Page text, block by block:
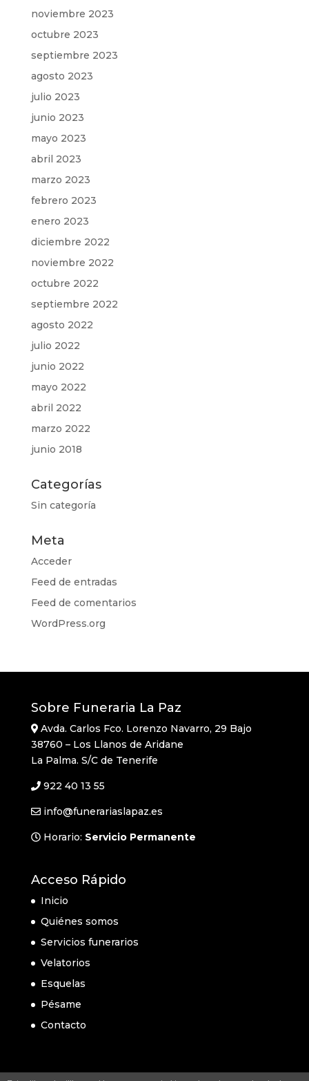
noviembre 2023
octubre 2023
septiembre 2023
agosto 2023
julio 2023
junio 2023
mayo 2023
abril 2023
marzo 2023
febrero 2023
enero 2023
diciembre 2022
noviembre 2022
octubre 2022
septiembre 2022
agosto 2022
julio 2022
junio 2022
mayo 2022
abril 2022
marzo 2022
junio 2018
Categorías
Sin categoría
Meta
Acceder
Feed de entradas
Feed de comentarios
WordPress.org
Sobre Funeraria La Paz
Avda. Carlos Fco. Lorenzo Navarro, 29 Bajo
38760 – Los Llanos de Aridane
La Palma. S/C de Tenerife
922 40 13 55
info@funerariaslapaz.es
Horario: Servicio Permanente
Acceso Rápido
Inicio
Quiénes somos
Servicios funerarios
Velatorios
Esquelas
Pésame
Contacto